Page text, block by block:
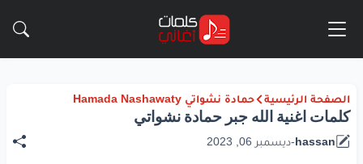
الصفحة الرئيسية حمادة نشواتي Hamada Nashawaty
كلمات اغنية الله جبر حمادة نشواتي
hassan
-ديسمبر 06, 2023